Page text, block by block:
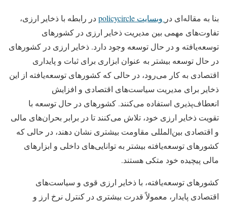
بنا به مقاله‌ای در وبسایت policycircle
در رابطه با ذخایر ارزی،
تفاوت‌های مهمی بین مدیریت ذخایر ارزی در کشورهای
توسعه‌یافته و در حال توسعه وجود دارد. ذخایر ارزی در کشورهای
در حال توسعه بیشتر به عنوان ابزاری برای ثبات و پایداری
اقتصادی به کار می‌رود، در حالی که کشورهای توسعه‌یافته از این
ذخایر برای مدیریت سیاست‌های اقتصادی و افزایش
انعطاف‌پذیری استفاده می‌کنند. کشورهای در حال توسعه با
تقویت ذخایر ارزی خود، تلاش می‌کنند تا در برابر بحران‌های مالی
و اقتصادی بین‌المللی مقاومت بیشتری نشان دهند، در حالی که
کشورهای توسعه‌یافته بیشتر به توانایی‌های داخلی و ابزارهای
مالی پیچیده خود متکی هستند.
کشورهای توسعه‌یافته، با ذخایر ارزی قوی و سیاست‌های
اقتصادی پایدار، معمولاً قدرت بیشتری در کنترل نرخ ارز و